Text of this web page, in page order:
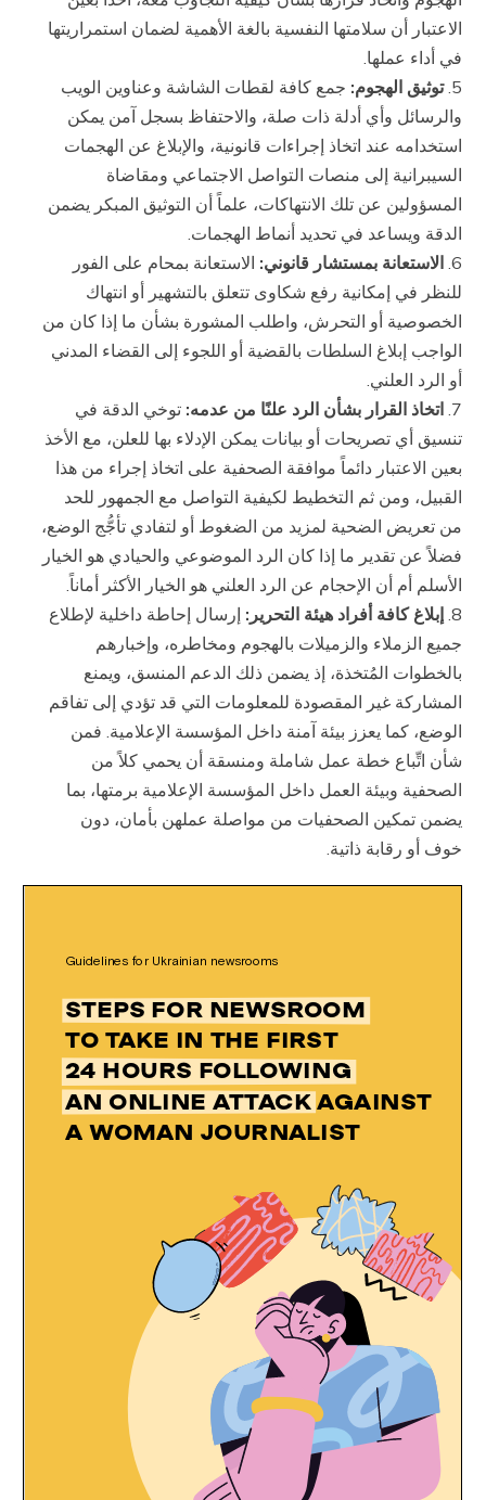
الاعتبار أن سلامتها النفسية بالغة الأهمية لضمان استمراريتها
في أداء عملها.
توثيق الهجوم: جمع كافة لقطات الشاشة وعناوين الويب
والرسائل وأي أدلة ذات صلة، والاحتفاظ بسجل آمن يمكن
استخدامه عند اتخاذ إجراءات قانونية، والإبلاغ عن الهجمات
السيبرانية إلى منصات التواصل الاجتماعي ومقاضاة
المسؤولين عن تلك الانتهاكات، علماً أن التوثيق المبكر يضمن
الدقة ويساعد في تحديد أنماط الهجمات.
الاستعانة بمستشار قانوني: الاستعانة بمحام على الفور
للنظر في إمكانية رفع شكاوى تتعلق بالتشهير أو انتهاك
الخصوصية أو التحرش، واطلب المشورة بشأن ما إذا كان من
الواجب إبلاغ السلطات بالقضية أو اللجوء إلى القضاء المدني
أو الرد العلني.
اتخاذ القرار بشأن الرد علنًا من عدمه: توخي الدقة في
تنسيق أي تصريحات أو بيانات يمكن الإدلاء بها للعلن، مع الأخذ
بعين الاعتبار دائماً موافقة الصحفية على اتخاذ إجراء من هذا
القبيل، ومن ثم التخطيط لكيفية التواصل مع الجمهور للحد
من تعريض الضحية لمزيد من الضغوط أو لتفادي تأجُّج الوضع،
فضلاً عن تقدير ما إذا كان الرد الموضوعي والحيادي هو الخيار
الأسلم أم أن الإحجام عن الرد العلني هو الخيار الأكثر أماناً.
إبلاغ كافة أفراد هيئة التحرير: إرسال إحاطة داخلية لإطلاع
جميع الزملاء والزميلات بالهجوم ومخاطره، وإخبارهم
بالخطوات المُتخذة، إذ يضمن ذلك الدعم المنسق، ويمنع
المشاركة غير المقصودة للمعلومات التي قد تؤدي إلى تفاقم
الوضع، كما يعزز بيئة آمنة داخل المؤسسة الإعلامية. فمن
شأن اتِّباع خطة عمل شاملة ومنسقة أن يحمي كلاً من
الصحفية وبيئة العمل داخل المؤسسة الإعلامية برمتها، بما
يضمن تمكين الصحفيات من مواصلة عملهن بأمان، دون
خوف أو رقابة ذاتية.